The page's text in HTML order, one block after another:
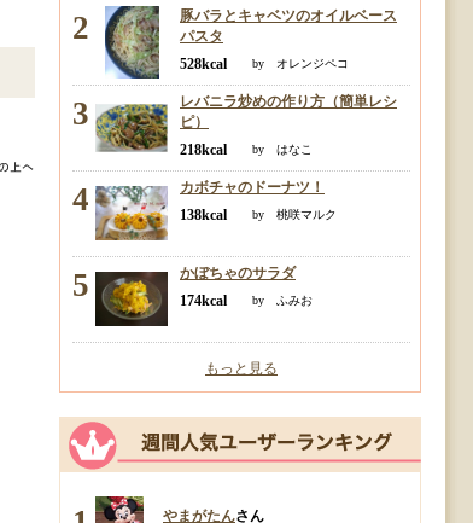
2
豚バラとキャベツのオイルベース
パスタ
528kcal
by オレンジペコ
3
レバニラ炒めの作り方（簡単レシ
ピ）
218kcal
by はなこ
4
カボチャのドーナツ！
138kcal
by 桃咲マルク
5
かぼちゃのサラダ
174kcal
by ふみお
もっと見る
やまがたんさん